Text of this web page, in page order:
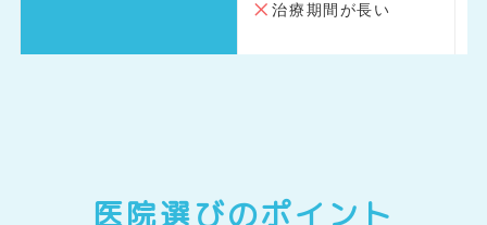
治療期間が長い
医院選びのポイント